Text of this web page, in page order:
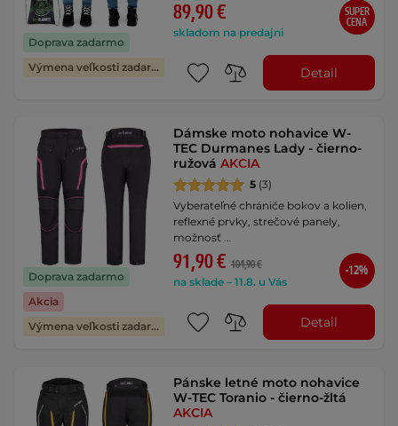
Doprava zadarmo
Výmena veľkosti zadarmo
89,90 €
skladom na predajni
SUPER
CENA
Detail
Doprava zadarmo
Akcia
Výmena veľkosti zadarmo
Dámske moto nohavice W-
TEC Durmanes Lady - čierno-
ružováAKCIA
5 (3)
Vyberateľné chrániče bokov a kolien,
reflexné prvky, strečové panely,
možnosť …
91,90 € 104,90 €
na sklade – 11.8. u Vás
-12%
Detail
Pánske letné moto nohavice
W-TEC Toranio - čierno-žltá
AKCIA